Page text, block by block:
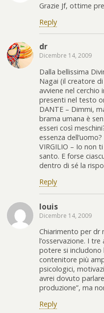
Grazie Jf, ottime
Reply
dr
Dicembre 14, 2009
Dalla bellissima
Nagai (il creatore
avviene nel cerchio
presenti nel testo
DANTE – Dimmi,
brama umana è
esseri così
essenza dell’uomo?
VIRGILIO – Io non
santo. E forse
dentro di sé la
Reply
louis
Dicembre 14, 2009
Chiarimento per dr
l’osservazione. I
potere si includono
contenitore più
psicologici,
avrei dovuto
produzione”, ma
Reply